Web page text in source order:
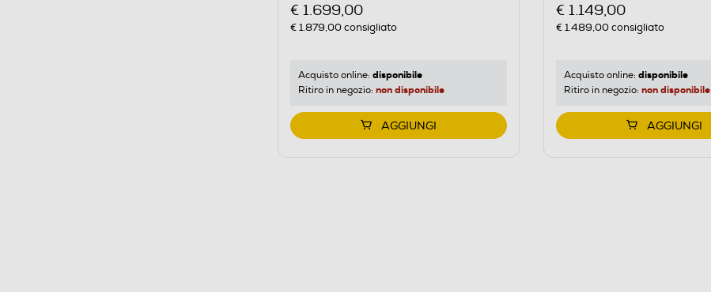
€ 1.699,00
€ 1.879,00consigliato
Acquisto online: disponibile
Ritiro in negozio: non disponibile
AGGIUNGI
€ 1.149,00
€ 1.489,00consigliato
Acquisto online: disponibile
Ritiro in negozio: non disponibile
AGGIUNGI